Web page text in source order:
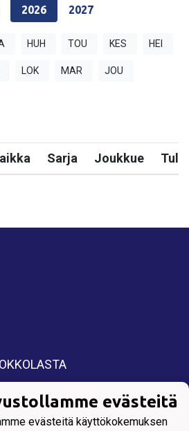
2026 2027
HUH TOU KES HEI
LOK MAR JOU
Sarja Joukkue
© 2025 YMCA
evästeitä
evästeitä käyttökokemuksen